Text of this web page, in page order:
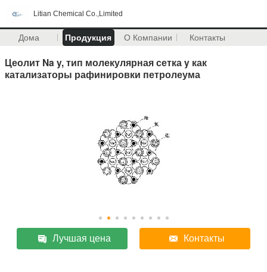
Litian Chemical Co.,Limited
Дома Продукция О Компании Контакты
Цеолит Na y, тип молекулярная сетка y как
катализаторы рафинировки петролеума
Лучшая цена Контакты